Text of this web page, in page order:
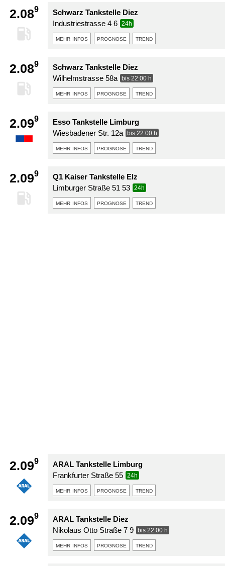
2.089
Schwarz Tankstelle Diez
Industriestrasse 4 6
24h
mehr infos prognose trend
2.089
Schwarz Tankstelle Diez
Wilhelmstrasse 58a
bis 22:00 h
mehr infos prognose trend
2.099
Esso Tankstelle Limburg
Wiesbadener Str. 12a
bis 22:00 h
mehr infos prognose trend
2.099
Q1 Kaiser Tankstelle Elz
Limburger Straße 51 53
24h
mehr infos prognose trend
2.099
ARAL Tankstelle Limburg
Frankfurter Straße 55
24h
mehr infos prognose trend
2.099
ARAL Tankstelle Diez
Nikolaus Otto Straße 7 9
bis 22:00 h
mehr infos prognose trend